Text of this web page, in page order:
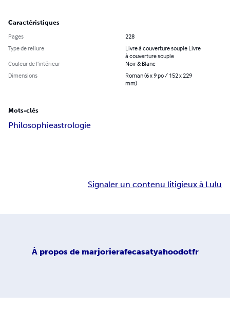
Caractéristiques
Pages
228
Type de reliure
Livre à couverture souple Livre
à couverture souple
Couleur de l’intérieur
Noir & Blanc
Dimensions
Roman (6 x 9 po / 152 x 229
mm)
Mots-clés
Philosophieastrologie
Signaler un contenu litigieux à Lulu
À propos de marjorierafecasatyahoodotfr